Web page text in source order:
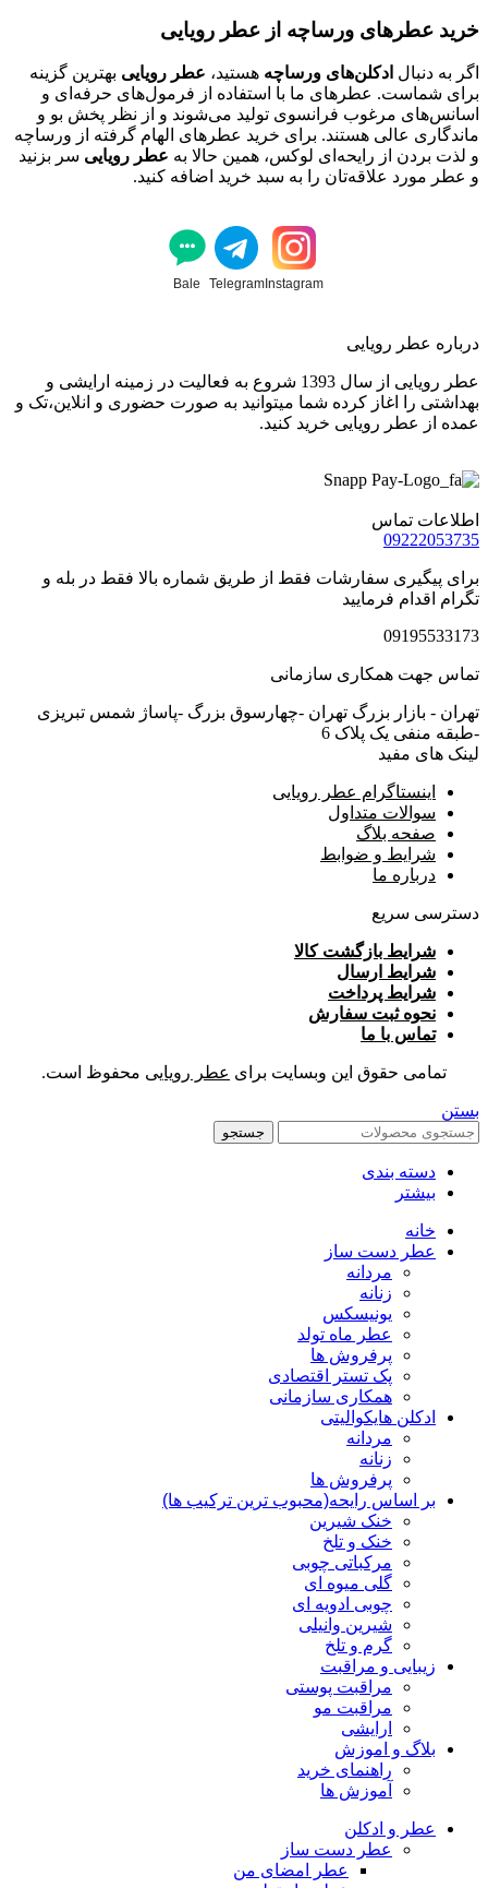
خرید عطرهای ورساچه از عطر رویایی
اگر به دنبال ادکلن‌های ورساچه هستید، عطر رویایی بهترین گزینه
برای شماست. عطرهای ما با استفاده از فرمول‌های حرفه‌ای و
اسانس‌های مرغوب فرانسوی تولید می‌شوند و از نظر پخش بو و
ماندگاری عالی هستند. برای خرید عطرهای الهام گرفته از ورساچه
و لذت بردن از رایحه‌ای لوکس، همین حالا به عطر رویایی سر بزنید
و عطر مورد علاقه‌تان را به سبد خرید اضافه کنید.
Instagram
Telegram
Bale
درباره عطر رویایی
عطر رویایی از سال 1393 شروع به فعالیت در زمینه ارایشی و
بهداشتی را اغاز کرده شما میتوانید به صورت حضوری و انلاین،تک و
عمده از عطر رویایی خرید کنید.
اطلاعات تماس
09222053735
برای پیگیری سفارشات فقط از طریق شماره بالا فقط در بله و
تگرام اقدام فرمایید
09195533173
تماس جهت همکاری سازمانی
تهران - بازار بزرگ تهران -چهارسوق بزرگ -پاساژ شمس تبریزی
-طبقه منفی یک پلاک 6
لینک های مفید
اینستاگرام عطر رویایی
سوالات متداول
صفحه بلاگ
شرایط و ضوابط
درباره ما
دسترسی سریع
شرایط بازگشت کالا
شرایط ارسال
شرایط پرداخت
نحوه ثبت سفارش
تماس با ما
تمامی حقوق این وبسایت برای عطر رویایی محفوظ است.
بستن
جستجو
دسته بندی
بیشتر
خانه
عطر دست ساز
مردانه
زنانه
یونیسکس
عطر ماه تولد
پرفروش ها
پک تستر اقتصادی
همکاری سازمانی
ادکلن هایکوالیتی
مردانه
زنانه
پرفروش ها
بر اساس رایحه(محبوب ترین ترکیب ها)
خنک شیرین
خنک و تلخ
مرکباتی چوبی
گلی میوه ای
چوبی ادویه ای
شیرین وانیلی
گرم و تلخ
زیبایی و مراقبت
مراقبت پوستی
مراقبت مو
ارایشی
بلاگ و اموزش
راهنمای خرید
آموزش ها
عطر و ادکلن
عطر دست ساز
عطر امضای من